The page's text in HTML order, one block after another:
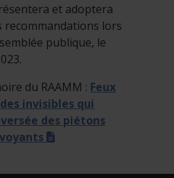
et adoptera
recommandations lors
publique, le
du RAAMM : Feux
invisibles qui
des piétons
(docx)